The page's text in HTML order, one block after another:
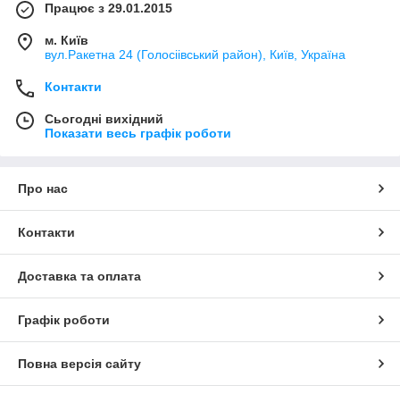
Працює з 29.01.2015
м. Київ
вул.Ракетна 24 (Голосіівський район), Київ, Україна
Контакти
Сьогодні вихідний
Показати весь графік роботи
Про нас
Контакти
Доставка та оплата
Графік роботи
Повна версія сайту